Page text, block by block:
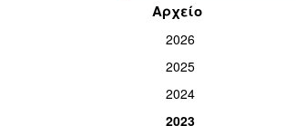
Αρχείο
2026
2025
2024
2023